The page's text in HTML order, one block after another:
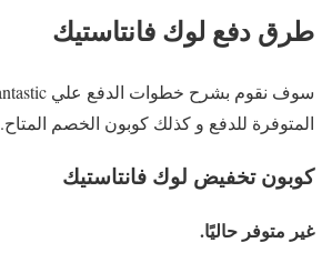
طرق دفع لوك فانتاستيك
المتوفرة للدفع و كذلك كوبون الخصم المتاح.
كوبون تخفيض لوك فانتاستيك
غير متوفر حاليًا.